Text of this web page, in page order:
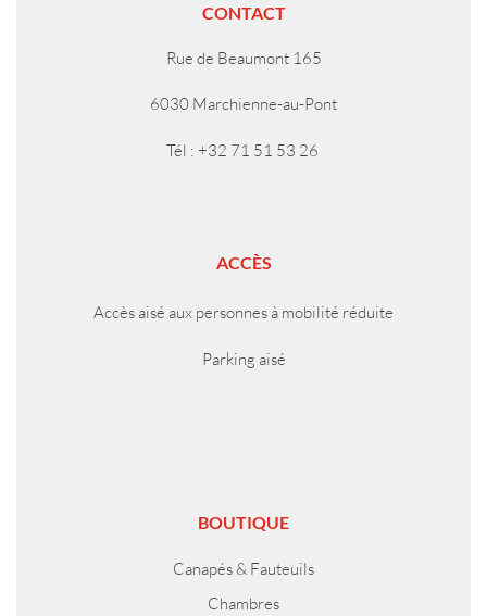
CONTACT
Rue de Beaumont 165
6030 Marchienne-au-Pont
Tél : +32 71 51 53 26
ACCÈS
Accès aisé aux personnes à mobilité réduite
Parking aisé
BOUTIQUE
Canapés & Fauteuils
Chambres